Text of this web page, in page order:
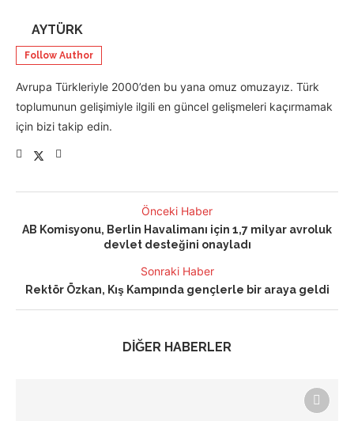
AYTÜRK
Follow Author
Avrupa Türkleriyle 2000’den bu yana omuz omuzayız. Türk
toplumunun gelişimiyle ilgili en güncel gelişmeleri kaçırmamak
için bizi takip edin.
Önceki Haber
AB Komisyonu, Berlin Havalimanı için 1,7 milyar avroluk
devlet desteğini onayladı
Sonraki Haber
Rektör Özkan, Kış Kampında gençlerle bir araya geldi
DİĞER HABERLER